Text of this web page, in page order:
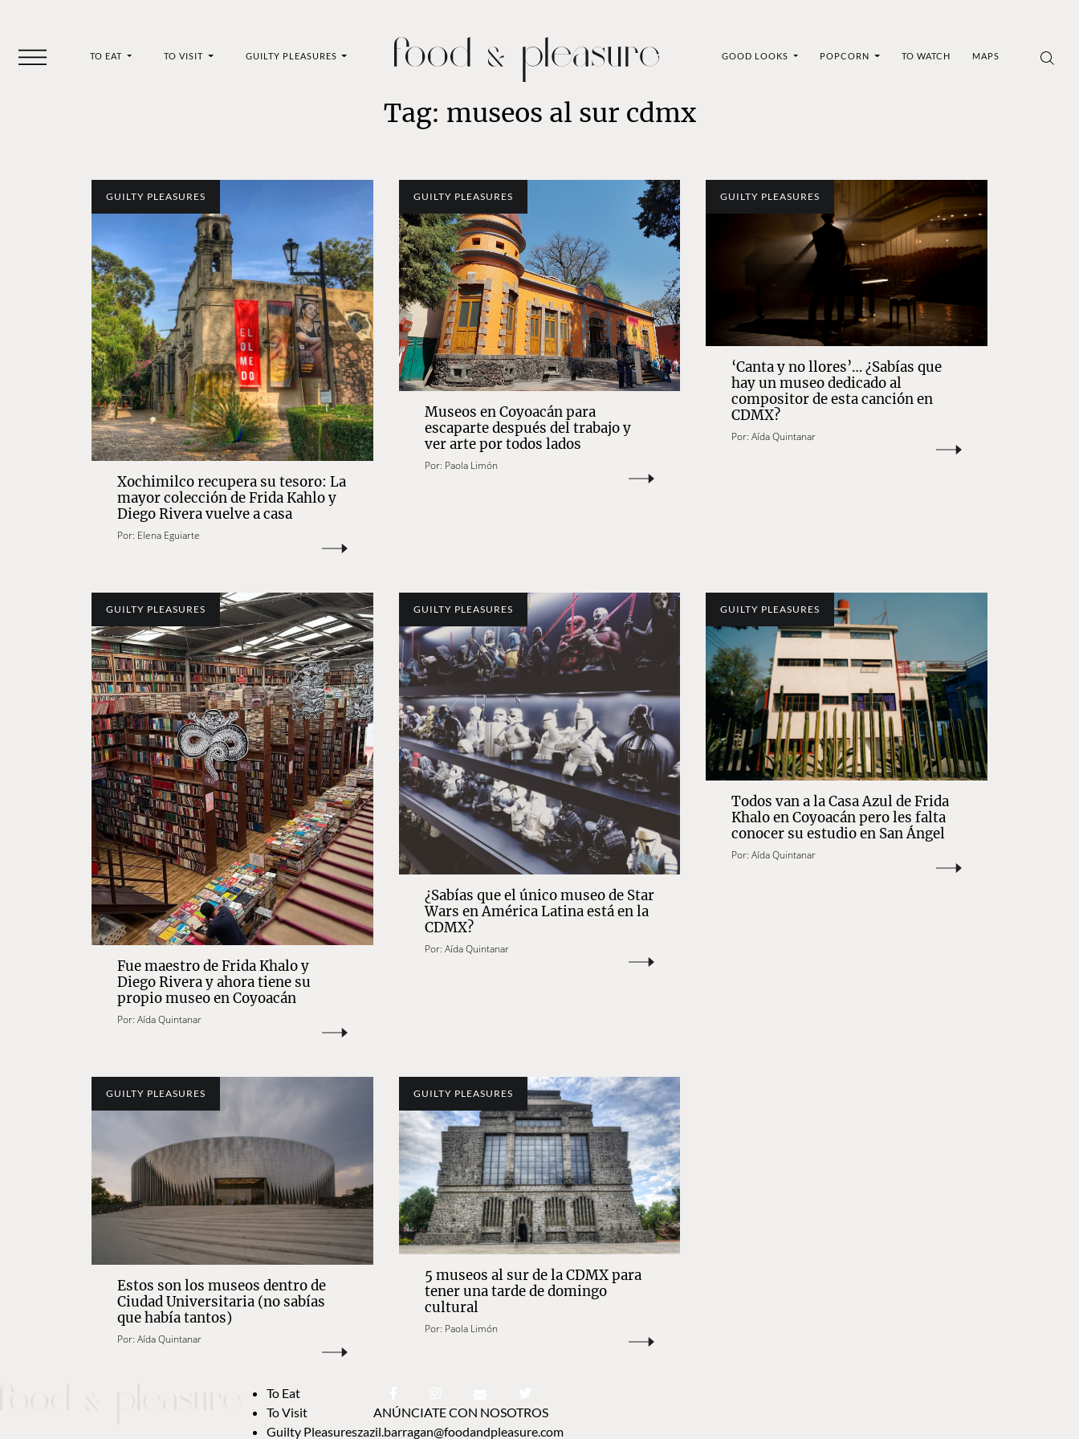
TO EAT TO VISIT GUILTY PLEASURES GOOD LOOKS POPCORN TO WATCH MAPS
Tag: museos al sur cdmx
GUILTY PLEASURES
Xochimilco recupera su tesoro: La
mayor colección de Frida Kahlo y
Diego Rivera vuelve a casa
Por: Elena Eguiarte
GUILTY PLEASURES
Museos en Coyoacán para
escaparte después del trabajo y
ver arte por todos lados
Por: Paola Limón
GUILTY PLEASURES
‘Canta y no llores’… ¿Sabías que
hay un museo dedicado al
compositor de esta canción en
CDMX?
Por:Aída Quintanar
GUILTY PLEASURES
​​Fue maestro de Frida Khalo y
Diego Rivera y ahora tiene su
propio museo en Coyoacán
Por: Aída Quintanar
GUILTY PLEASURES
¿Sabías que el único museo de Star
Wars en América Latina está en la
CDMX?
Por: Aída Quintanar
GUILTY PLEASURES
Todos van a la Casa Azul de Frida
Khalo en Coyoacán pero les falta
conocer su estudio en San Ángel
Por:Aída Quintanar
GUILTY PLEASURES
Estos son los museos dentro de
Ciudad Universitaria (no sabías
que había tantos)
Por: Aída Quintanar
GUILTY PLEASURES
5 museos al sur de la CDMX para
tener una tarde de domingo
cultural
Por: Paola Limón
To Eat
To Visit
Guilty Pleasures
ANÚNCIATE CON NOSOTROS
zazil.barragan@foodandpleasure.com